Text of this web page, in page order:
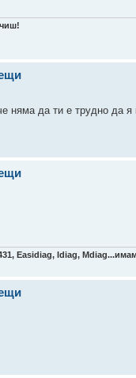
няма да ти е трудно да
Easidiag, Idiag,